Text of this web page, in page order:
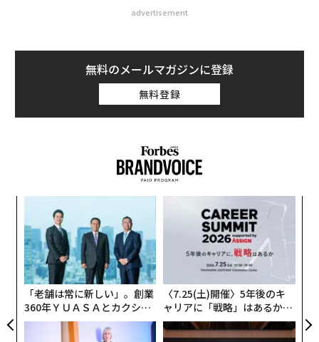
advertisement
無料のメールマガジンに登録
無料登録
「老舗は常に新しい」。創業
360年ＹＵＡＳＡとカクシン
CEO田尻望が語る、AIを超え
る人の価値
〈7.25(土)開催〉5年後のキ
ャリアに「戦略」はあるか。
トップエグゼクティブのキャ
リアに触れる1日│CAREER S